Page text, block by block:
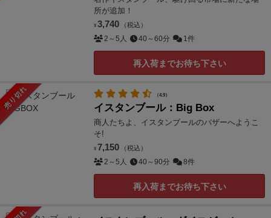
所が追加！
¥ 3,740 （税込）
2～5人 40～60分 1件
再入荷までお待ち下さい
売り切れ （4.9）
イスタンブール：Big Box
商人たちよ、イスタンブールのバザーへようこ
そ!
¥ 7,150 （税込）
2～5人 40～90分 8件
再入荷までお待ち下さい